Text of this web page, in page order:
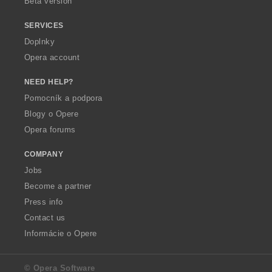
SERVICES
Doplnky
Opera account
NEED HELP?
Pomocník a podpora
Blogy o Opere
Opera forums
COMPANY
Jobs
Become a partner
Press info
Contact us
Informácie o Opere
© Opera Software